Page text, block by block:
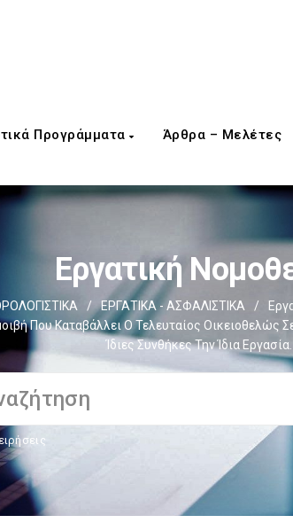
Προγράμματα Άρθρα – Μελέτες
Εργατική
/ ΕΡΓΑΤΙΚΑ - ΑΣΦΑΛΙΣΤΙΚΑ /
Που Καταβάλλει Ο Τελευταίος Οικειοθελώς
Ίδιες Συνθήκες Την Ίδια Εργασία.